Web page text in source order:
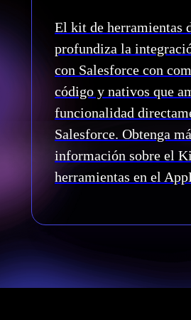
El kit de herramientas
profundiza la
con Salesforce con
código y nativos que
funcionalidad
Salesforce. Obtenga
información sobre el
herramientas en el